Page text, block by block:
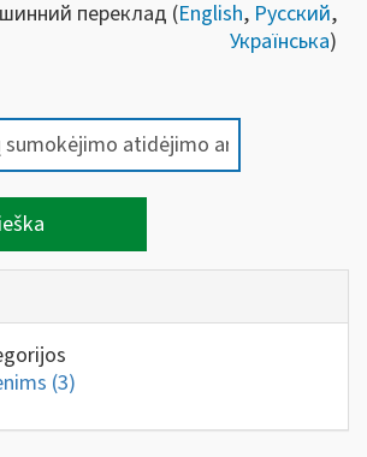
переклад (English, Русский,
Українська)
(3)